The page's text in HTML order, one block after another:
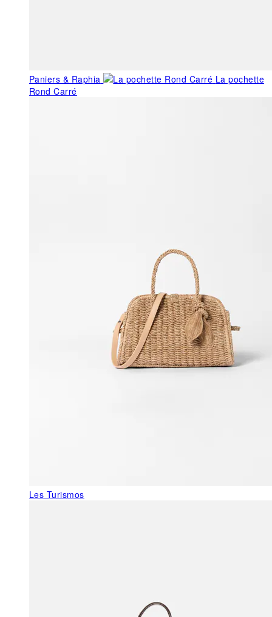
Paniers & Raphia
La pochette
Rond Carré
Les Turismos